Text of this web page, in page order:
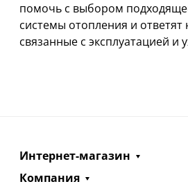
помочь с выбором
системы отопления и ответят
связанные с эксплуатацией и
Интернет-магазин
Компания